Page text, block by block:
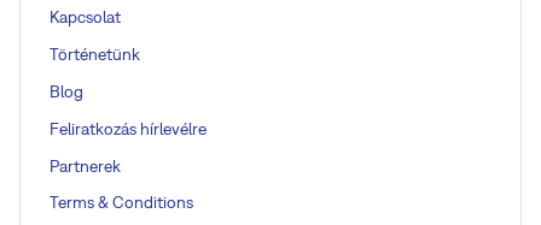
Kapcsolat
Történetünk
Blog
Feliratkozás hírlevélre
Partnerek
Terms & Conditions